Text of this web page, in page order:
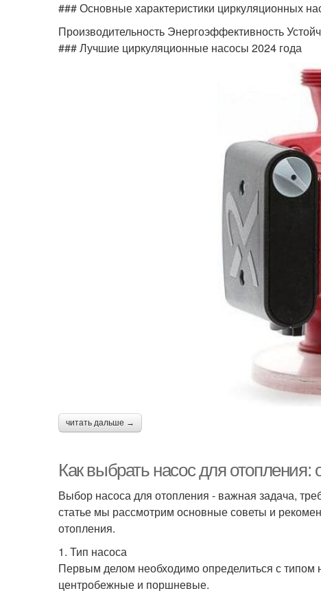
### Основные характеристики циркуляционных
Производительность Энергоэффективность
### Лучшие циркуляционные насосы 2024 года
читать дальше →
Как выбрать насос для
Выбор насоса для отопления - важная задача,
статье мы рассмотрим основные советы и
отопления.
1. Тип насоса
Первым делом необходимо определиться с типом
центробежные и поршневые.